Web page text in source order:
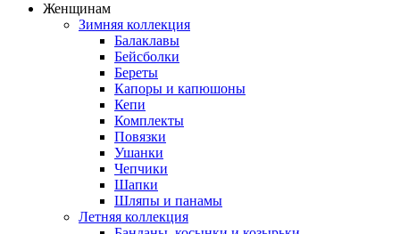
Женщинам
Зимняя коллекция
Балаклавы
Бейсболки
Береты
Капоры и капюшоны
Кепи
Комплекты
Повязки
Ушанки
Чепчики
Шапки
Шляпы и панамы
Летняя коллекция